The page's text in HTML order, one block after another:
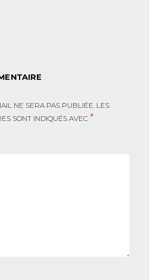
NE SERA PAS PUBLIÉE. LES
SONT INDIQUÉS AVEC *